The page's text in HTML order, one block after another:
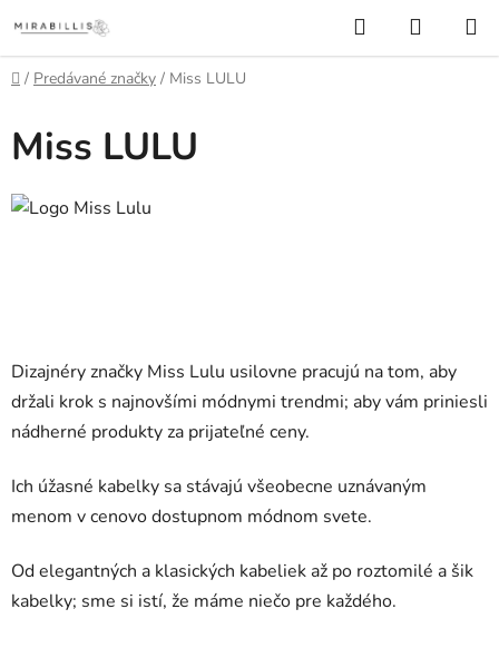
na
obsah
Hľadať
KOŠÍK
Domov
/ Predávané značky / Miss LULU
Miss LULU
Dizajnéry značky Miss Lulu usilovne pracujú na tom, aby
držali krok s najnovšími módnymi trendmi; aby vám priniesli
nádherné produkty za prijateľné ceny.
Ich úžasné kabelky sa stávajú všeobecne uznávaným
menom v cenovo dostupnom módnom svete.
Od elegantných a klasických kabeliek až po roztomilé a šik
kabelky; sme si istí, že máme niečo pre každého.